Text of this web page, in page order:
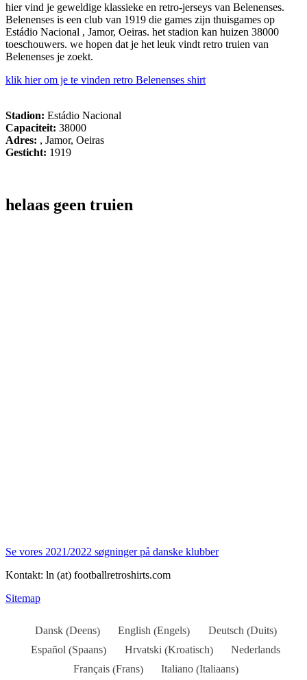
hier vind je geweldige klassieke en retro-jerseys van Belenenses.
Belenenses is een club van 1919 die games zijn thuisgames op
Estádio Nacional , Jamor, Oeiras. het stadion kan huizen 38000
toeschouwers. we hopen dat je het leuk vindt retro truien van
Belenenses je zoekt.
klik hier om je te vinden retro Belenenses shirt
Stadion: Estádio Nacional
Capaciteit: 38000
Adres: , Jamor, Oeiras
Gesticht: 1919
helaas geen truien
Se vores 2021/2022 søgninger på danske klubber
Kontakt: ln (at) footballretroshirts.com
Sitemap
Dansk(Deens) English (Engels) Deutsch(Duits)
Español (Spaans) Hrvatski(Kroatisch)
Nederlands
Français(Frans) Italiano(Italiaans)